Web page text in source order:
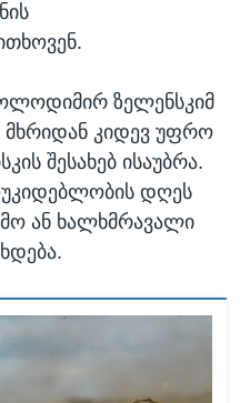
ზელენსკიმ
მხრიდან კიდევ უფრო
შესახებ ისაუბრა.
დღეს
ან ხალხმრავალი